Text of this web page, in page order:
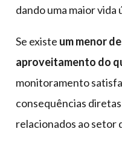
dando uma maior vida
Se existe um menor
aproveitamento do
monitoramento
consequências
relacionados ao setor